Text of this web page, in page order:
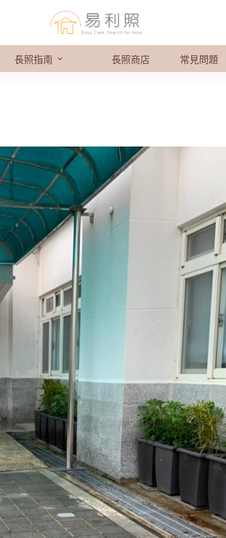
長照指南 長照商店 常見問題